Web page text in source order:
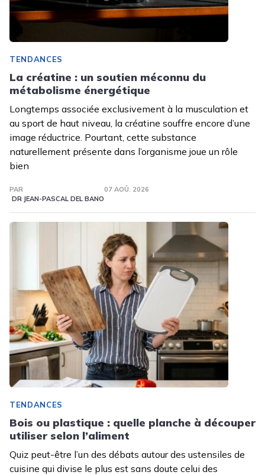
TENDANCES
La créatine : un soutien méconnu du
métabolisme énergétique
Longtemps associée exclusivement à la musculation et
au sport de haut niveau, la créatine souffre encore d’une
image réductrice. Pourtant, cette substance
naturellement présente dans l’organisme joue un rôle
bien
PAR
DR JEAN-PASCAL DEL BANO
07 AOÛ. 2026
TENDANCES
Bois ou plastique : quelle planche à découper
utiliser selon l’aliment
Quiz peut-être l’un des débats autour des ustensiles de
cuisine qui divise le plus est sans doute celui des